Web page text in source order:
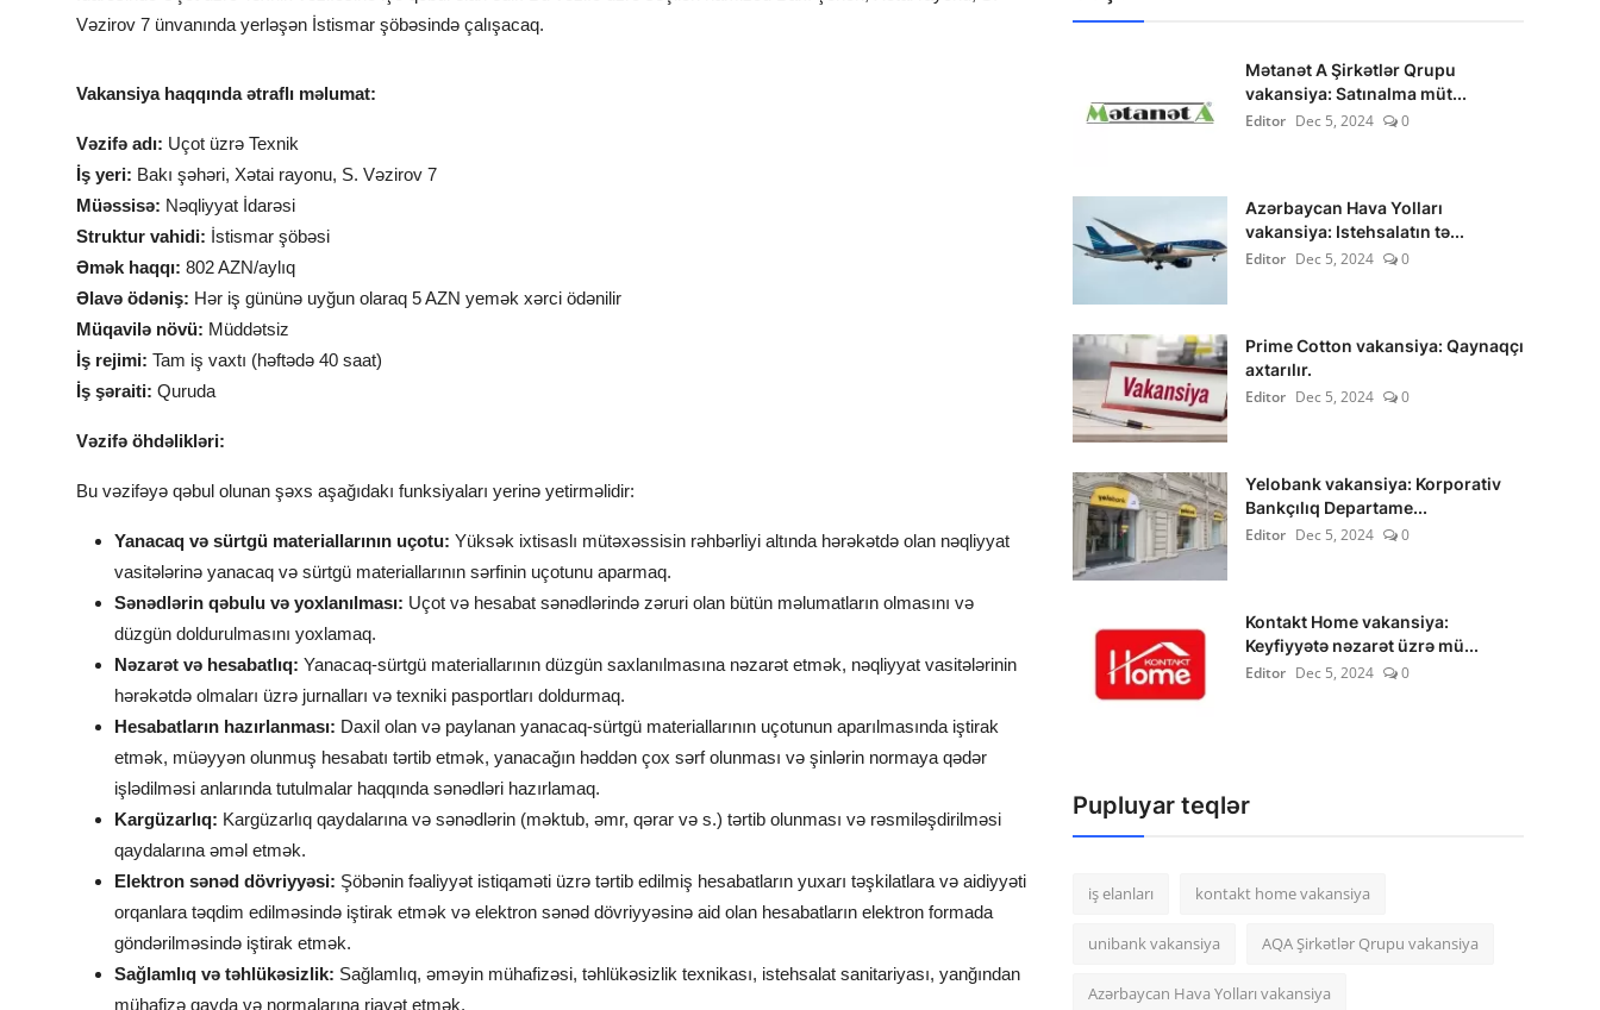
Vəzirov 7 ünvanında yerləşən İstismar şöbəsində çalışacaq.
Vakansiya haqqında ətraflı məlumat:
Vəzifə adı: Uçot üzrə Texnik
İş yeri: Bakı şəhəri, Xətai rayonu, S. Vəzirov 7
Müəssisə: Nəqliyyat İdarəsi
Struktur vahidi: İstismar şöbəsi
Əmək haqqı: 802 AZN/aylıq
Əlavə ödəniş: Hər iş gününə uyğun olaraq 5 AZN yemək xərci ödənilir
Müqavilə növü: Müddətsiz
İş rejimi: Tam iş vaxtı (həftədə 40 saat)
İş şəraiti: Quruda
Vəzifə öhdəlikləri:
Bu vəzifəyə qəbul olunan şəxs aşağıdakı funksiyaları yerinə yetirməlidir:
Yanacaq və sürtgü materiallarının uçotu: Yüksək ixtisaslı mütəxəssisin rəhbərliyi altında hərəkətdə olan nəqliyyat
vasitələrinə yanacaq və sürtgü materiallarının sərfinin uçotunu aparmaq.
Sənədlərin qəbulu və yoxlanılması: Uçot və hesabat sənədlərində zəruri olan bütün məlumatların olmasını və
düzgün doldurulmasını yoxlamaq.
Nəzarət və hesabatlıq: Yanacaq-sürtgü materiallarının düzgün saxlanılmasına nəzarət etmək, nəqliyyat vasitələrinin
hərəkətdə olmaları üzrə jurnalları və texniki pasportları doldurmaq.
Hesabatların hazırlanması: Daxil olan və paylanan yanacaq-sürtgü materiallarının uçotunun aparılmasında iştirak
etmək, müəyyən olunmuş hesabatı tərtib etmək, yanacağın həddən çox sərf olunması və şinlərin normaya qədər
işlədilməsi anlarında tutulmalar haqqında sənədləri hazırlamaq.
Kargüzarlıq: Kargüzarlıq qaydalarına və sənədlərin (məktub, əmr, qərar və s.) tərtib olunması və rəsmiləşdirilməsi
qaydalarına əməl etmək.
Elektron sənəd dövriyyəsi: Şöbənin fəaliyyət istiqaməti üzrə tərtib edilmiş hesabatların yuxarı təşkilatlara və aidiyyəti
orqanlara təqdim edilməsində iştirak etmək və elektron sənəd dövriyyəsinə aid olan hesabatların elektron formada
göndərilməsində iştirak etmək.
Sağlamlıq və təhlükəsizlik: Sağlamlıq, əməyin mühafizəsi, təhlükəsizlik texnikası, istehsalat sanitariyası, yanğından
mühafizə qayda və normalarına riayət etmək.
Mətanət A Şirkətlər Qrupu
vakansiya: Satınalma müt...
Editor Dec 5, 2024 0
Azərbaycan Hava Yolları
vakansiya: Istehsalatın tə...
Editor Dec 5, 2024 0
Prime Cotton vakansiya: Qaynaqçı
axtarılır.
Editor Dec 5, 2024 0
Yelobank vakansiya: Korporativ
Bankçılıq Departame...
Editor Dec 5, 2024 0
Kontakt Home vakansiya:
Keyfiyyətə nəzarət üzrə mü...
Editor Dec 5, 2024 0
Pupluyar teqlər
iş elanları kontakt home vakansiya
unibank vakansiya AQA Şirkətlər Qrupu vakansiya
Azərbaycan Hava Yolları vakansiya